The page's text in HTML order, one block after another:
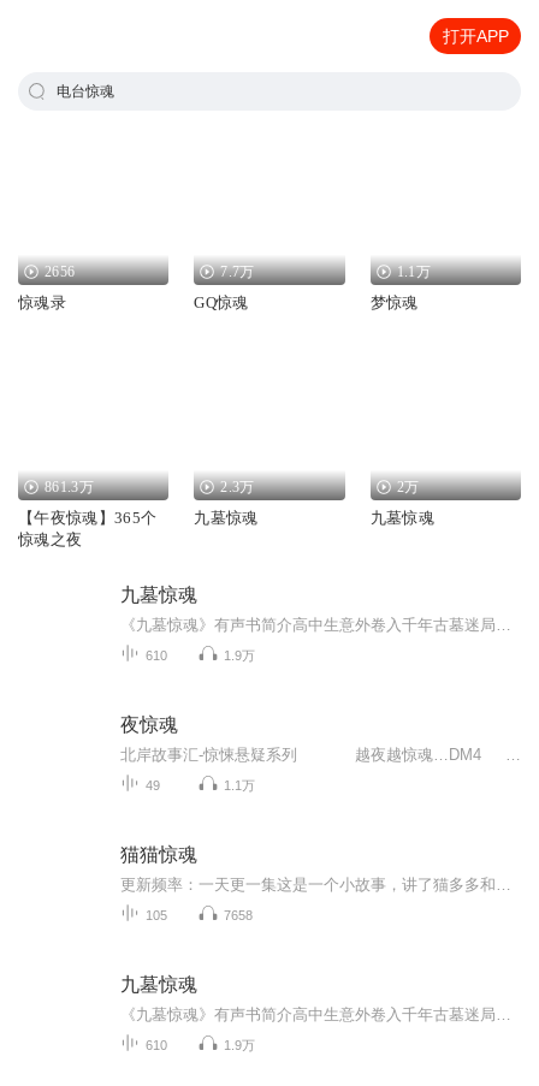
打开APP
电台惊魂
2656
惊魂录
7.7万
GQ惊魂
1.1万
梦惊魂
861.3万
【午夜惊魂】365个
惊魂之夜
2.3万
九墓惊魂
2万
九墓惊魂
九墓惊魂
610 1.9万
夜惊魂
49 1.1万
猫猫惊魂
105 7658
九墓惊魂
610 1.9万